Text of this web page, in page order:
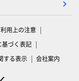
利用上の注意
基づく表記
する表示 会社案内